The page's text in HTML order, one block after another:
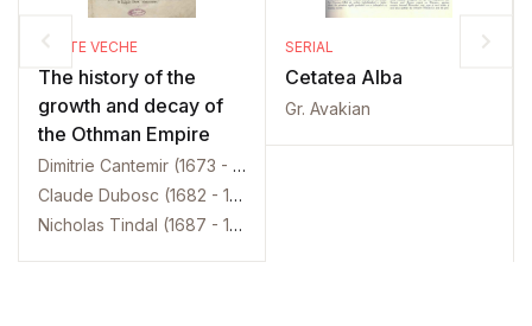
CARTE VECHE
The history of the
growth and decay of
the Othman Empire
Dimitrie Cantemir (1673 - 1723)
Claude Dubosc (1682 - 1745)
Nicholas Tindal (1687 - 1774)
SERIAL
Cetatea Alba
Gr. Avakian